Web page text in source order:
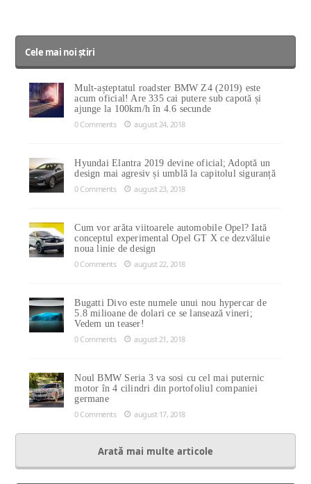
Cele mai noi știri
Mult-așteptatul roadster BMW Z4 (2019) este
acum oficial! Are 335 cai putere sub capotă și
ajunge la 100km/h în 4.6 secunde
0 Comments
august 24, 2018
Hyundai Elantra 2019 devine oficial; Adoptă un
design mai agresiv și umblă la capitolul siguranță
0 Comments
august 23, 2018
Cum vor arăta viitoarele automobile Opel? Iată
conceptul experimental Opel GT X ce dezvăluie
noua linie de design
0 Comments
august 22, 2018
Bugatti Divo este numele unui nou hypercar de
5.8 milioane de dolari ce se lansează vineri;
Vedem un teaser!
0 Comments
august 21, 2018
Noul BMW Seria 3 va sosi cu cel mai puternic
motor în 4 cilindri din portofoliul companiei
germane
0 Comments
august 17, 2018
Arată mai multe articole